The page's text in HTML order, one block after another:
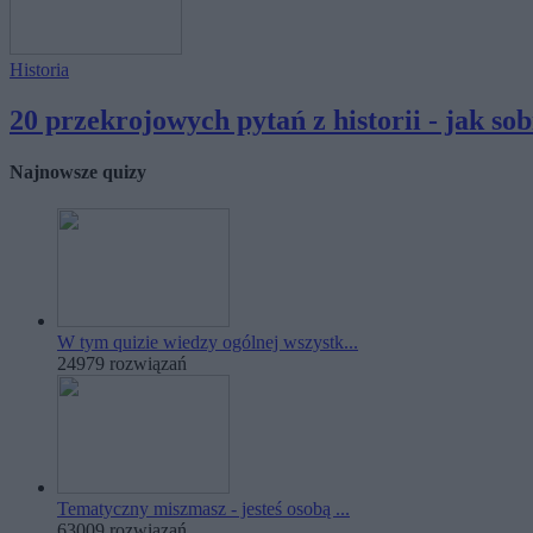
Historia
20 przekrojowych pytań z historii - jak
Najnowsze quizy
W tym quizie wiedzy ogólnej wszystk...
24979 rozwiązań
Tematyczny miszmasz - jesteś osobą ...